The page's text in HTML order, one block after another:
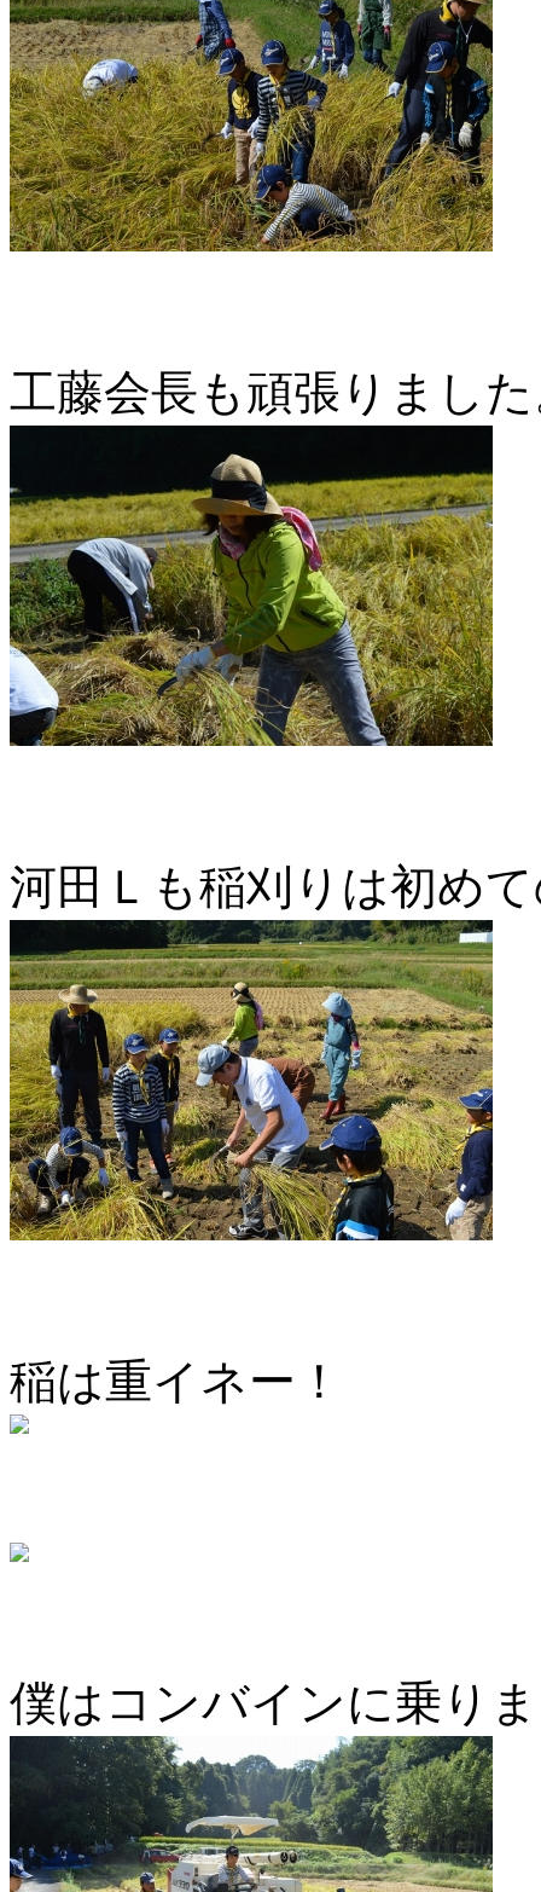
工藤会長も頑張りまし
河田Ｌも稲刈りは初め
稲は重イネー！
僕はコンバインに乗り